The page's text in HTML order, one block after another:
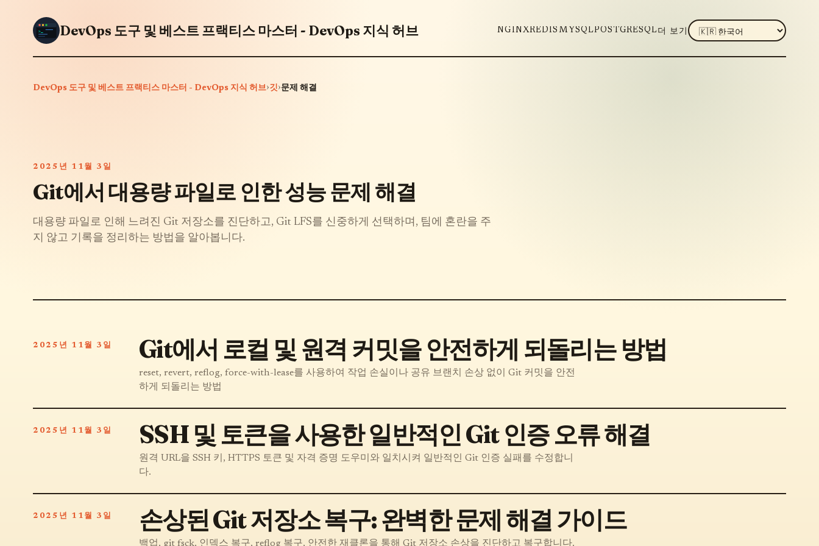
DevOps 도구 및 베스트 프랙티스 마스터 - DevOps 지식 허브 NGINXREDIS MYSQLPOSTGRESQL더 보기
LANGUAGE
DevOps 도구 및 베스트 프랙티스 마스터 - DevOps 지식 허브›깃›문제 해결
2025년 11월 3일
Git에서 대용량 파일로 인한 성능 문제 해결
대용량 파일로 인해 느려진 Git 저장소를 진단하고, Git LFS를 신중하게 선택하며, 팀에 혼란을 주
지 않고 기록을 정리하는 방법을 알아봅니다.
2025년 11월 3일 Git에서 로컬 및 원격 커밋을 안전하게 되돌리는 방법
reset, revert, reflog, force-with-lease를 사용하여 작업 손실이나 공유 브랜치 손상 없이 Git 커밋을 안전
하게 되돌리는 방법
2025년 11월 3일 SSH 및 토큰을 사용한 일반적인 Git 인증 오류 해결
원격 URL을 SSH 키, HTTPS 토큰 및 자격 증명 도우미와 일치시켜 일반적인 Git 인증 실패를 수정합니
다.
2025년 11월 3일 손상된 Git 저장소 복구: 완벽한 문제 해결 가이드
백업, git fsck, 인덱스 복구, reflog 복구, 안전한 재클론을 통해 Git 저장소 손상을 진단하고 복구합니다.